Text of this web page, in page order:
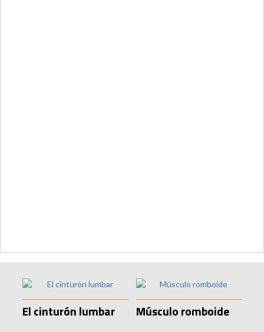
El cinturón lumbar Músculo romboide